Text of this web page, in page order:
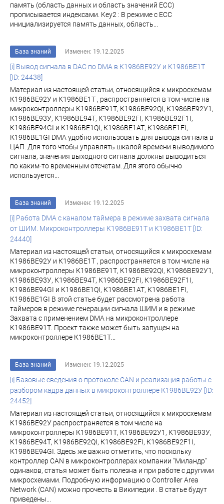
память (область данных и область значений ЕСС)
прописывается индексами. Key2 : В режиме с ECC
инициализируется память данных, область...
База знаний Изменен: 19.12.2025
[i] Вывод сигнала в DAC по DMA в К1986ВЕ92У и К1986ВЕ1Т
[ID: 24438]
Материал из настоящей статьи, относящийся к микросхемам
К1986ВЕ92У и К1986ВЕ1Т , распространяется в том числе на
микроконтроллеры К1986ВЕ91Т, К1986ВЕ92QI, К1986ВЕ92У1,
К1986ВЕ93У, К1986ВЕ94Т, К1986ВЕ92FI, К1986ВЕ92F1I,
К1986ВЕ94GI и К1986ВЕ1QI, К1986ВЕ1АТ, К1986ВЕ1FI,
К1986ВЕ1GI DMA удобно использовать для вывода сигнала в
ЦАП. Для того чтобы управлять шкалой времени выводимого
сигнала, значения выходного сигнала должны выводиться
по каким-то временным отсчетам. Для этого обычно
используется...
База знаний Изменен: 19.12.2025
[i] Работа DMA c каналом таймера в режиме захвата сигнала
от ШИМ. Микроконтроллеры К1986ВЕ91Т и К1986ВЕ1Т [ID:
24440]
Материал из настоящей статьи, относящийся к микросхемам
К1986ВЕ92У и К1986ВЕ1Т , распространяется в том числе на
микроконтроллеры К1986ВЕ91Т, К1986ВЕ92QI, К1986ВЕ92У1,
К1986ВЕ93У, К1986ВЕ94Т, К1986ВЕ92FI, К1986ВЕ92F1I,
К1986ВЕ94GI и К1986ВЕ1QI, К1986ВЕ1АТ, К1986ВЕ1FI,
К1986ВЕ1GI В этой статье будет рассмотрена работа
таймеров в режиме генерации сигнала ШИМ и в режиме
Захвата с применением DMA на микроконтроллере
К1986ВЕ91Т. Проект также может быть запущен на
микроконтроллере К1986ВЕ1Т...
База знаний Изменен: 19.12.2025
[i] Базовые сведения о протоколе CAN и реализация работы с
разбором кадра данных в микроконтроллере К1986BE92У [ID:
24452]
Материал из настоящей статьи, относящийся к микросхемам
К1986ВЕ92У распространяется в том числе на
микроконтроллеры К1986ВЕ91Т, К1986ВЕ92У1, К1986ВЕ93У,
К1986ВЕ94Т, К1986ВЕ92QI, К1986ВЕ92FI, К1986ВЕ92F1I,
К1986ВЕ94GI. Здесь же важно отметить, что поскольку
контроллер CAN в микроконтроллерах компании "Миландр"
одинаков, статья может быть полезна и при работе с другими
микросхемами. Подробную информацию о Controller Area
Network (CAN) можно прочесть в Википедии . В статье будут
приведены...